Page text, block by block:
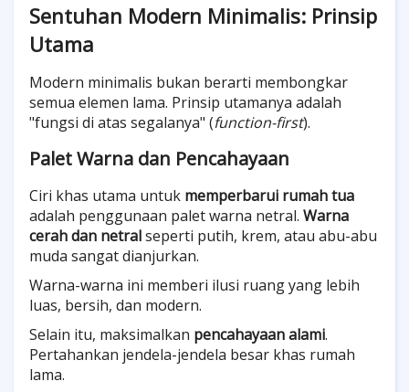
Sentuhan Modern Minimalis: Prinsip
Utama
Modern minimalis bukan berarti membongkar
semua elemen lama. Prinsip utamanya adalah
"fungsi di atas segalanya" (function-first).
Palet Warna dan Pencahayaan
Ciri khas utama untuk memperbarui rumah tua
adalah penggunaan palet warna netral. Warna
cerah dan netralseperti putih, krem, atau abu-abu
muda sangat dianjurkan.
Warna-warna ini memberi ilusi ruang yang lebih
luas, bersih, dan modern.
Selain itu, maksimalkan pencahayaan alami.
Pertahankan jendela-jendela besar khas rumah
lama.